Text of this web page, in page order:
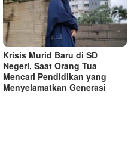
Krisis Murid Baru di SD
Negeri, Saat Orang Tua
Mencari Pendidikan yang
Menyelamatkan Generasi